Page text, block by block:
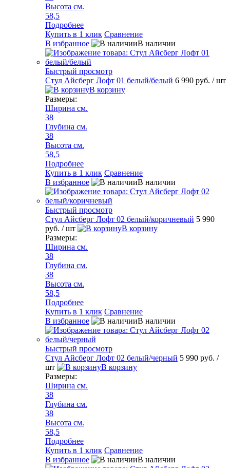
Высота см.
58,5
Подробнее
Купить в 1 клик Сравнение
В избранное
В наличии
Быстрый просмотр
Стул Айсберг Лофт 01 белый/белый 6 990 руб. / шт
В корзину
Размеры:
Ширина см.
38
Глубина см.
38
Высота см.
58,5
Подробнее
Купить в 1 клик Сравнение
В избранное
В наличии
Быстрый просмотр
Стул Айсберг Лофт 02 белый/коричневый 5 990
руб. / шт
В корзину
Размеры:
Ширина см.
38
Глубина см.
38
Высота см.
58,5
Подробнее
Купить в 1 клик Сравнение
В избранное
В наличии
Быстрый просмотр
Стул Айсберг Лофт 02 белый/черный 5 990 руб. /
шт
В корзину
Размеры:
Ширина см.
38
Глубина см.
38
Высота см.
58,5
Подробнее
Купить в 1 клик Сравнение
В избранное
В наличии